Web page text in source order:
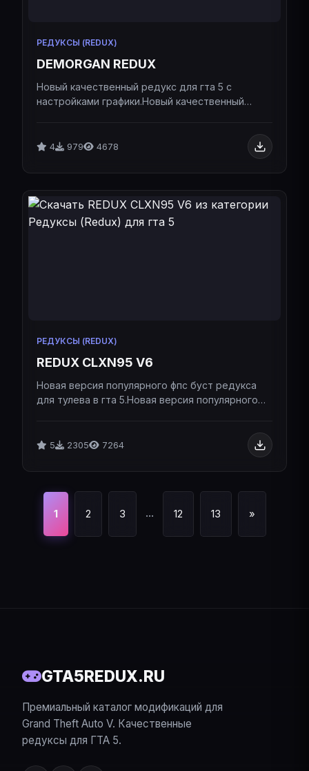
РЕДУКСЫ (REDUX)
DEMORGAN REDUX
Новый качественный редукс для гта 5 с
настройками графики.Новый качественный
4 979 4678
РЕДУКСЫ (REDUX)
REDUX CLXN95 V6
Новая версия популярного фпс буст редукса
для тулева в гта 5.Новая версия популярного
5 2305 7264
1 2 3 ... 12 13 »
GTA5REDUX.RU
Премиальный каталог модификаций для
Grand Theft Auto V. Качественные
редуксы для ГТА 5.